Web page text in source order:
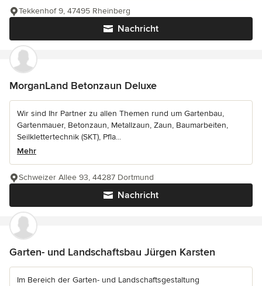
Nachricht
Tekkenhof 9, 47495 Rheinberg
MorganLand Betonzaun Deluxe
Wir sind Ihr Partner zu allen Themen rund um Gartenbau,
Gartenmauer, Betonzaun, Metallzaun, Zaun, Baumarbeiten,
Seilklettertechnik (SKT), Pfla...
Mehr
Nachricht
Schweizer Allee 93, 44287 Dortmund
Garten- und Landschaftsbau Jürgen Karsten
Im Bereich der Garten- und Landschaftsgestaltung